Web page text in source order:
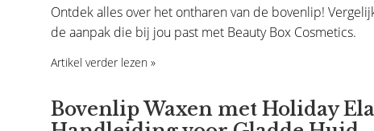
Ontdek alles over het ontharen van de bovenlip!
de aanpak die bij jou past met Beauty Box Cosmetics.
Artikel verder lezen »
Bovenlip Waxen met Holiday